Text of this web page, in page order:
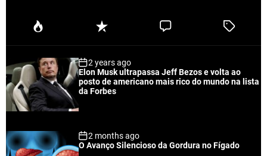
P
u
a
r
R
e
n
t
C
e
T
e
2 years ago
Elon Musk ultrapassa Jeff Bezos e volta ao
posto de americano mais rico do mundo na lista
da Forbes
2 months ago
O Avanço Silencioso da Gordura no Fígado